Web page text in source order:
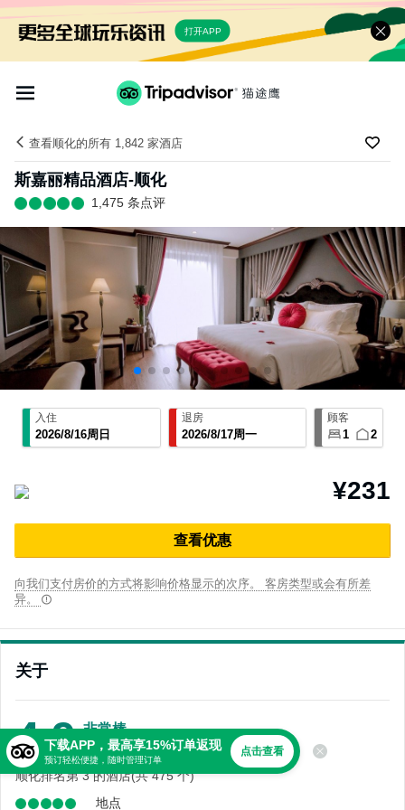
打开APP
查看顺化的所有 1,842 家酒店
斯嘉丽精品酒店-顺化
1,475 条点评
¥231
查⁠看优⁠惠
向我们支付房价的方式将影响价格显示的次序。 客房类型或会有所差
异。
入住
2026/8/16周日
退房
2026/8/17周一
顾客
1 2
关于
4.9 非常棒
1,475 条点评
顺化排名第 3 的酒店(共 475 个)
地点
下载APP，最高享15%订单返现
预订轻松便捷，随时管理订单
点击查看